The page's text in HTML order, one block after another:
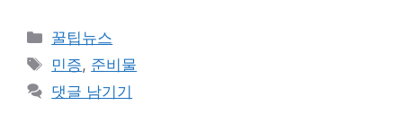
카
테
리
꿀팁뉴스
태
그
민증, 준비물
댓글 남기기